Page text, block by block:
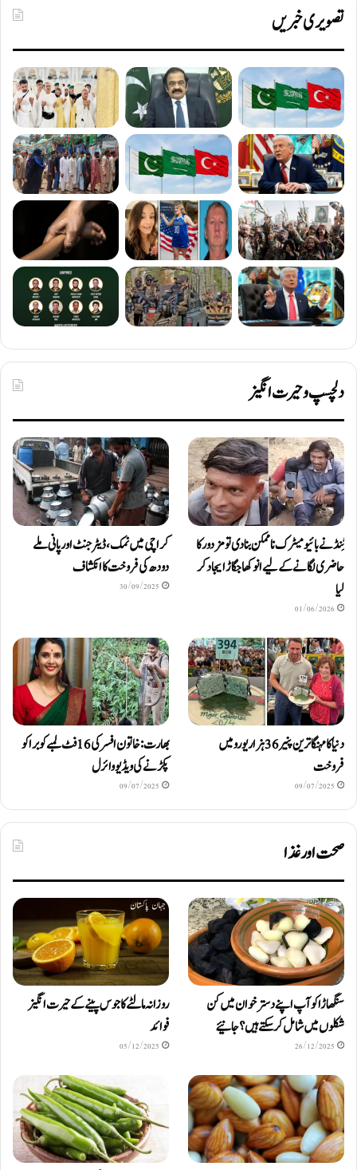
تصویری خبریں
دلچسپ و حیرت انگیز
ٹِنڈ نے بائیومیٹرک ناممکن بنا دی تو مزدور کا
حاضری لگانے کے لیے انوکھا جگاڑ ایجاد کر
لیا
01/06/2026
کراچی میں نمک، ڈیٹرجنٹ اور پانی ملے
دودھ کی فروخت کا انکشاف
30/09/2025
دنیا کا مہنگا ترین پنیر 36 ہزار یورو میں
فروخت
09/07/2025
بھارت: خاتون افسر کی 16 فٹ لمبے کوبرا کو
پکڑنے کی ویڈیو وائرل
09/07/2025
صحت اور غذا
سنگھاڑا کو آپ اپنے دستر خوان میں کن
شکلوں میں شامل کرسکتے ہیں ؟ جانیئے
26/12/2025
روزانہ مالٹے کا جوس پینے کے حیرت انگیز
فوائد
05/12/2025